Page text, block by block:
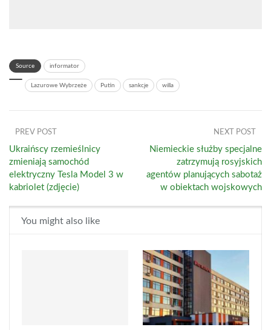
Source informator
Lazurowe Wybrzeże Putin sankcje willa
PREV POST
Ukraińscy rzemieślnicy
zmieniają samochód
elektryczny Tesla Model 3 w
kabriolet (zdjęcie)
NEXT POST
Niemieckie służby specjalne
zatrzymują rosyjskich
agentów planujących sabotaż
w obiektach wojskowych
You might also like